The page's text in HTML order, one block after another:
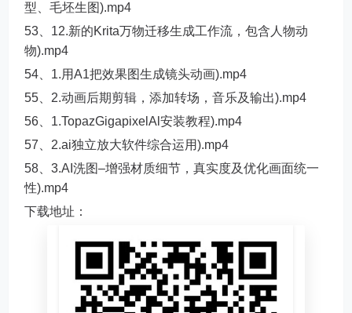
型、毛坯生图).mp4
53、12.新的Krita万物迁移生成工作流，包含人物动
物).mp4
54、1.用A1把效果图生成镜头动画).mp4
55、2.动画后期剪辑，添加转场，音乐及输出).mp4
56、1.TopazGigapixelAl安装教程).mp4
57、2.ai独立放大软件综合运用).mp4
58、3.AI洗图–增强材质细节，真实度及优化画面统一
性).mp4
下载地址：